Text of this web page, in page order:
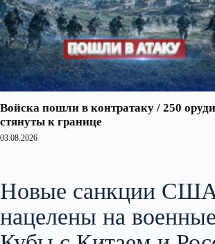
Войска пошли в контратаку / 250
стянуты к границе
03.08.2026
Новые санкции
нацелены на